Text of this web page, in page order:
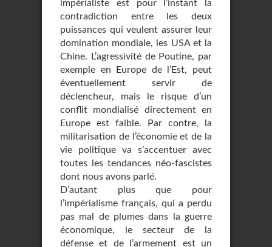
impérialiste est pour l’instant la
contradiction entre les deux
puissances qui veulent assurer leur
domination mondiale, les USA et la
Chine. L’agressivité de Poutine, par
exemple en Europe de l’Est, peut
éventuellement servir de
déclencheur, mais le risque d’un
conflit mondialisé directement en
Europe est faible. Par contre, la
militarisation de l’économie et de la
vie politique va s’accentuer avec
toutes les tendances néo-fascistes
dont nous avons parlé.
D’autant plus que pour
l’impérialisme français, qui a perdu
pas mal de plumes dans la guerre
économique, le secteur de la
défense et de l’armement est un